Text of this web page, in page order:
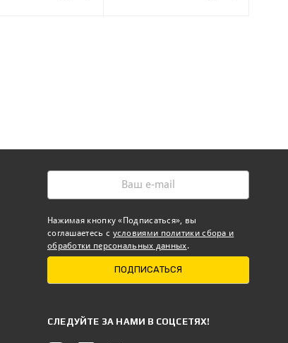
Нажимая кнопку «Подписаться», вы
соглашаетесь с условиями политики сбора и
обработки персональных данных.
ПОДПИСАТЬСЯ
CЛЕДУЙТЕ ЗА НАМИ В СОЦСЕТЯХ!